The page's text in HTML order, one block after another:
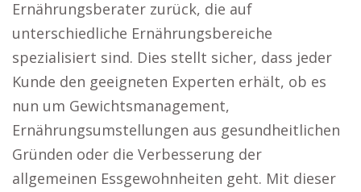
Ernährungsberater zurück, die auf
unterschiedliche Ernährungsbereiche
spezialisiert sind. Dies stellt sicher, dass jeder
Kunde den geeigneten Experten erhält, ob es
nun um Gewichtsmanagement,
Ernährungsumstellungen aus gesundheitlichen
Gründen oder die Verbesserung der
allgemeinen Essgewohnheiten geht. Mit dieser